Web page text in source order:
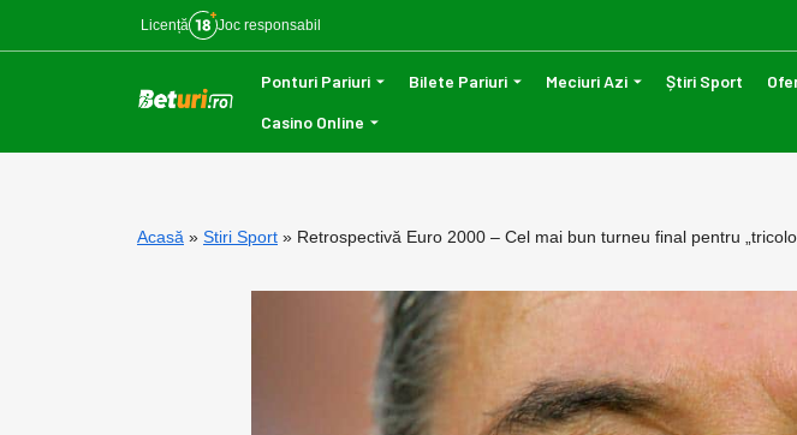
Licență Joc responsabil
Ponturi Pariuri Bilete Pariuri Meciuri Azi Știri Sport
Casino Online
Acasă Stiri Sport Retrospectivă Euro 2000 – Cel mai bun turneu final pentru